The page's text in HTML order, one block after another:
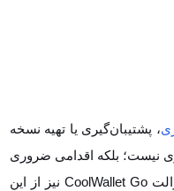
، پشتیبان‌گیری یا تهیه نسخه
بلکه اقدامی ضروری برای
تامین امنیت محسوب می‌شود. والت CoolWallet Go نیز از این قاعده